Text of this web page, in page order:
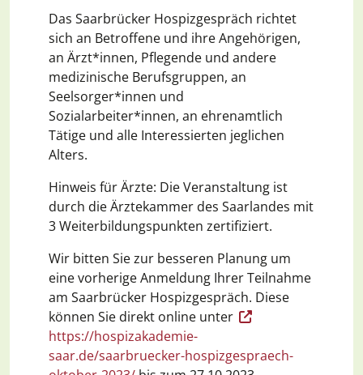
Das Saarbrücker Hospizgespräch richtet
sich an Betroffene und ihre Angehörigen,
an Ärzt*innen, Pflegende und andere
medizinische Berufsgruppen, an
Seelsorger*innen und
Sozialarbeiter*innen, an ehrenamtlich
Tätige und alle Interessierten jeglichen
Alters.
Hinweis für Ärzte: Die Veranstaltung ist
durch die Ärztekammer des Saarlandes mit
3 Weiterbildungspunkten zertifiziert.
Wir bitten Sie zur besseren Planung um
eine vorherige Anmeldung Ihrer Teilnahme
am Saarbrücker Hospizgespräch. Diese
können Sie direkt online unter
https://hospizakademie-
saar.de/saarbruecker-hospizgespraech-